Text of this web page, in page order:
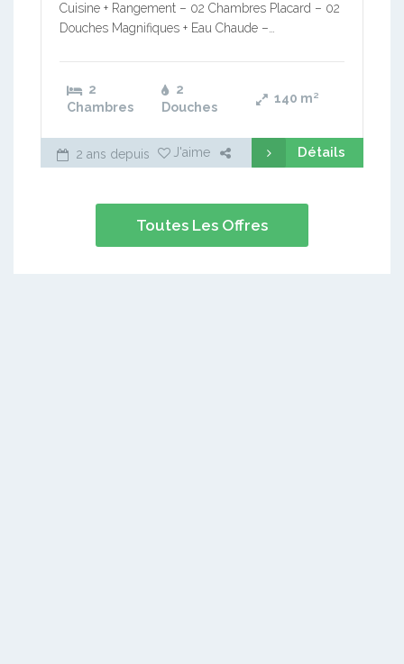
Cuisine + Rangement – 02 Chambres Placard – 02
Douches Magnifiques + Eau Chaude –…
2
Chambres
2
Douches
140 m²
2 ans depuis J'aime Détails
Toutes Les Offres